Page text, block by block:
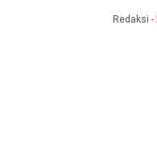
Redaksi -